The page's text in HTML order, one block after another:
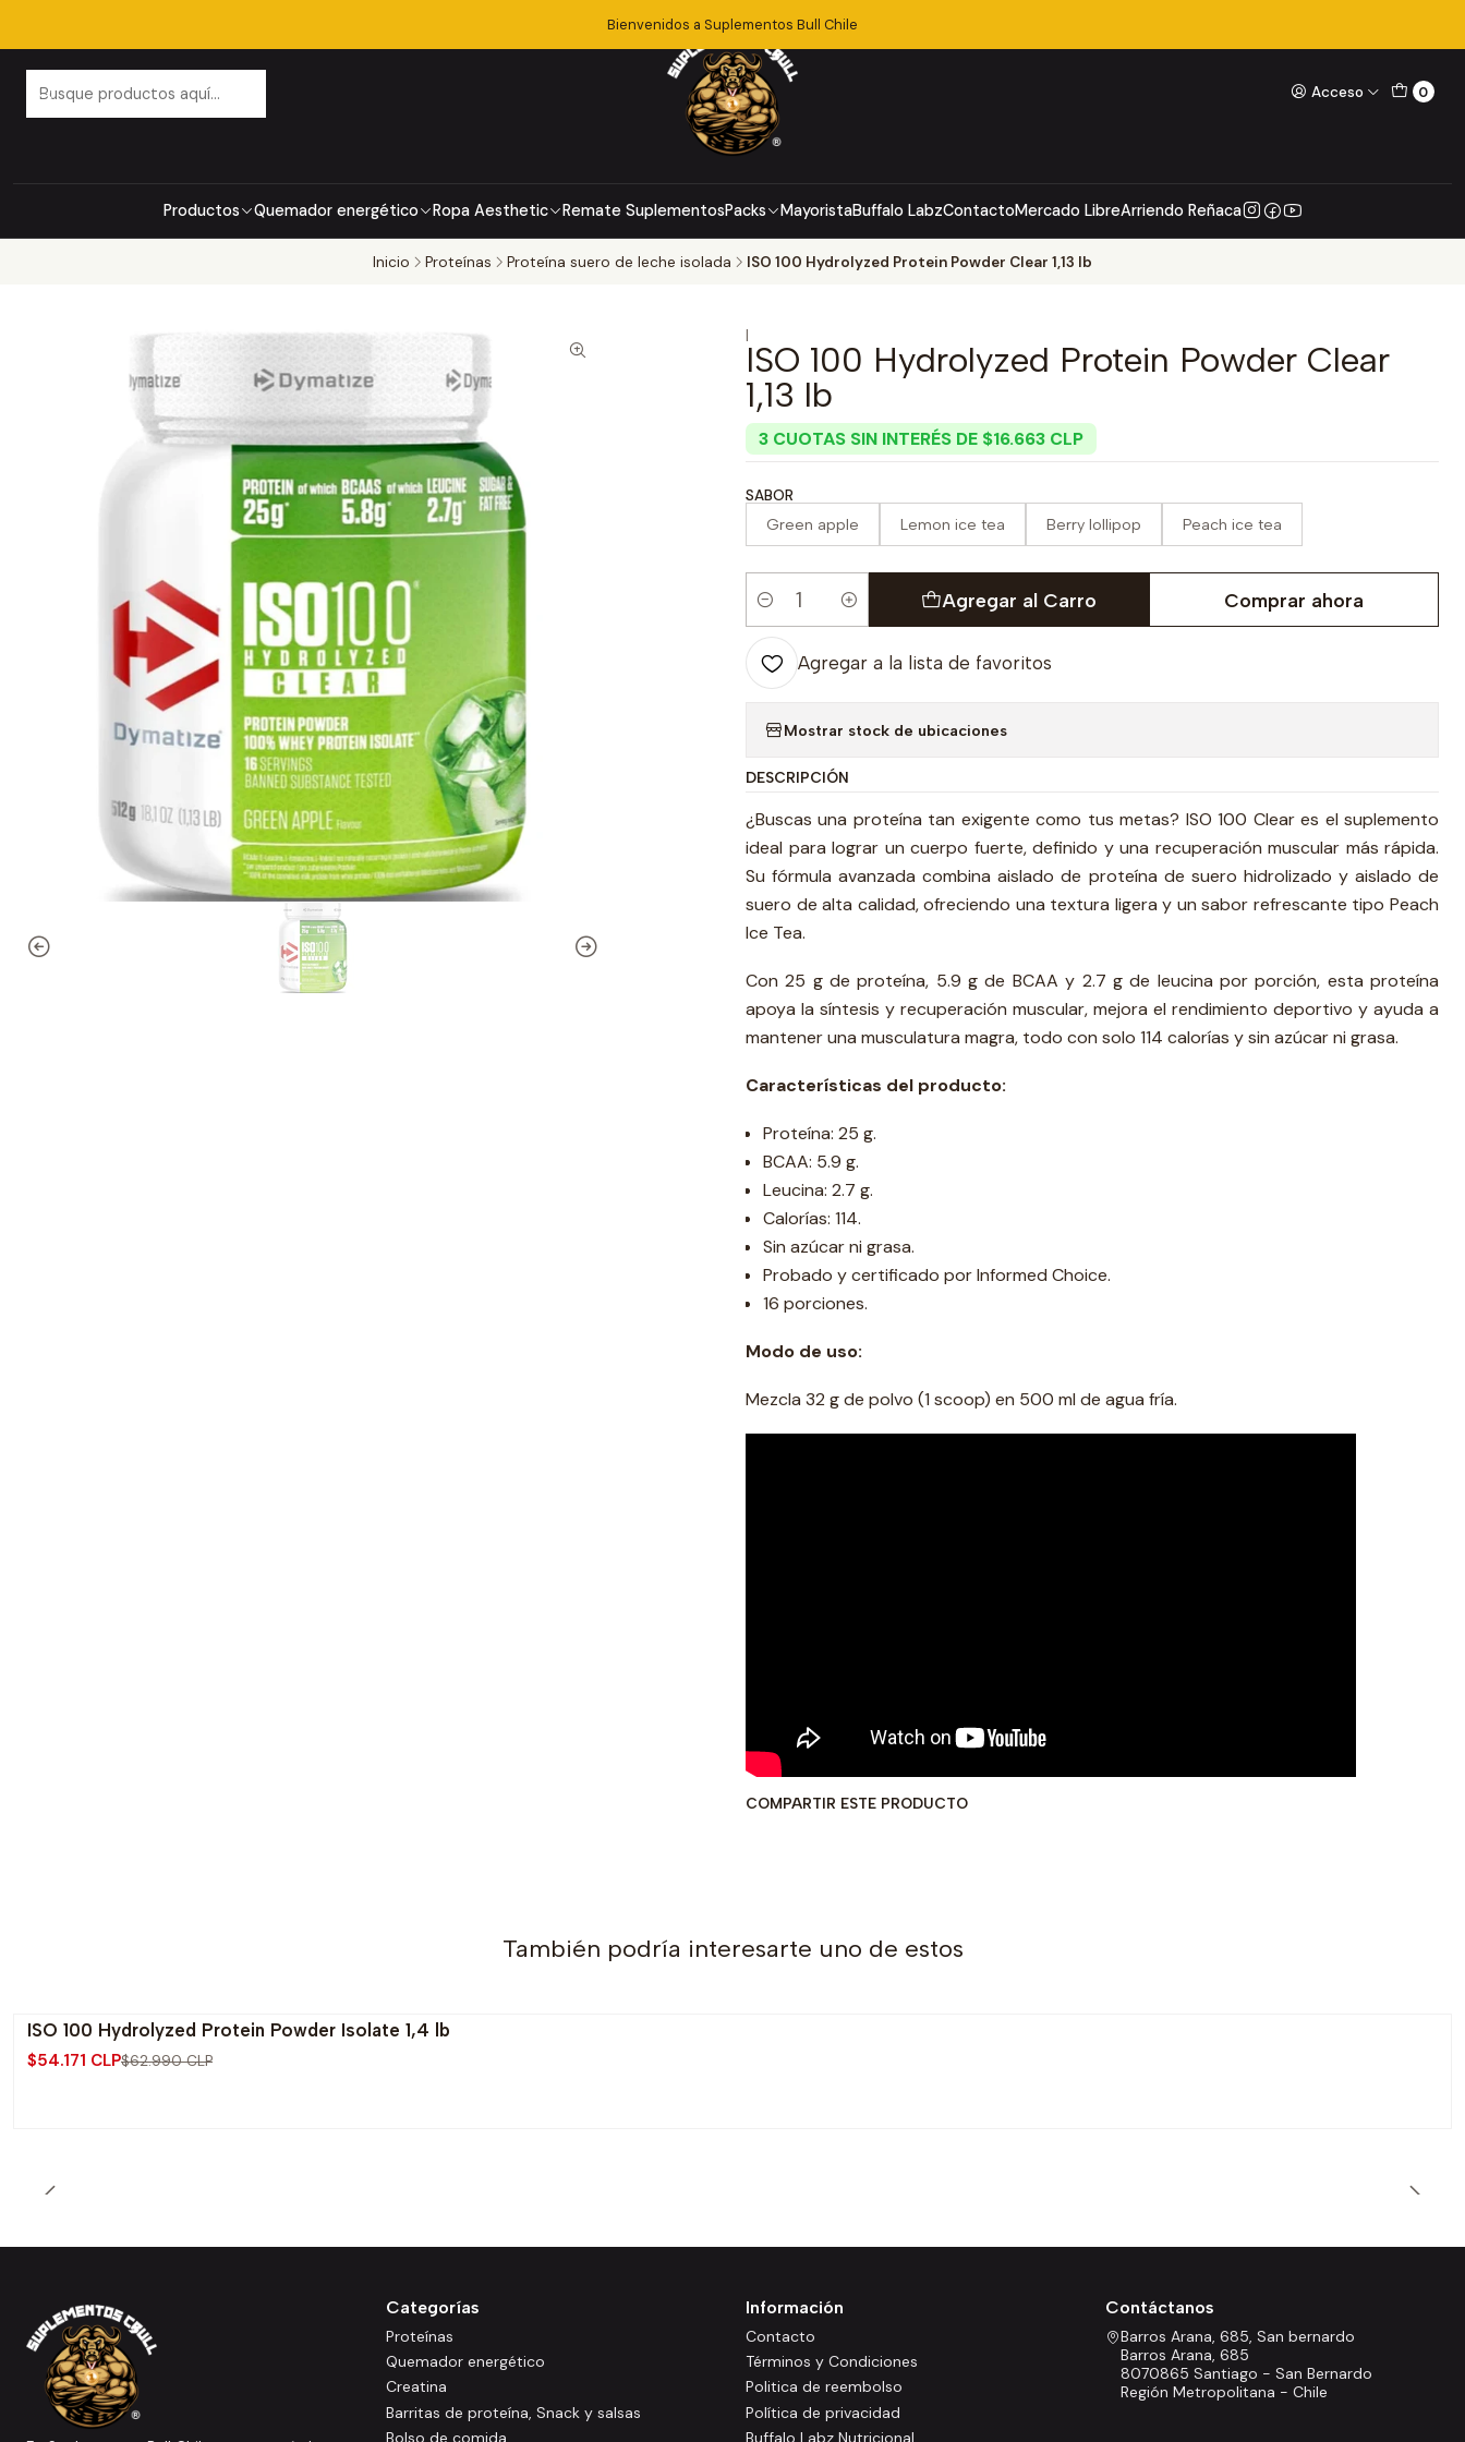
Acceso 0
Productos Quemador energético Ropa Aesthetic Remate SuplementosPacks MayoristaBuffalo LabzContactoMercado LibreArriendo Reñaca
Bienvenidos a Suplementos Bull Chile
Inicio Proteínas Proteína suero de leche isolada ISO 100 Hydrolyzed Protein Powder Clear 1,13 lb
|
ISO 100 Hydrolyzed Protein Powder Clear
1,13 lb
3 CUOTAS SIN INTERÉS DE $16.663 CLP
SABOR
Green apple Lemon ice tea Berry lollipop Peach ice tea
Cantidad
Agregar al Carro Comprar ahora
Agregar a la lista de favoritos
Mostrar stock de ubicaciones
DESCRIPCIÓN
¿Buscas una proteína tan exigente como tus metas? ISO 100 Clear es el suplemento
ideal para lograr un cuerpo fuerte, definido y una recuperación muscular más rápida.
Su fórmula avanzada combina aislado de proteína de suero hidrolizado y aislado de
suero de alta calidad, ofreciendo una textura ligera y un sabor refrescante tipo Peach
Ice Tea.
Con 25 g de proteína, 5.9 g de BCAA y 2.7 g de leucina por porción, esta proteína
apoya la síntesis y recuperación muscular, mejora el rendimiento deportivo y ayuda a
mantener una musculatura magra, todo con solo 114 calorías y sin azúcar ni grasa.
Características del producto:
Proteína: 25 g.
BCAA: 5.9 g.
Leucina: 2.7 g.
Calorías: 114.
Sin azúcar ni grasa.
Probado y certificado por Informed Choice.
16 porciones.
Modo de uso:
Mezcla 32 g de polvo (1 scoop) en 500 ml de agua fría.
COMPARTIR ESTE PRODUCTO
También podría interesarte uno de estos
-14% OFF
Agotado
ISO 100 Hydrolyzed Protein Powder Isolate 1,4 lb
$54.171 CLP$62.990 CLP
Categorías
Proteínas
Quemador energético
Creatina
Barritas de proteína, Snack y salsas
Bolso de comida
Información
Contacto
Términos y Condiciones
Politica de reembolso
Política de privacidad
Buffalo Labz Nutricional
Contáctanos
Barros Arana, 685, San bernardo
Barros Arana, 685
8070865 Santiago - San Bernardo
Región Metropolitana - Chile